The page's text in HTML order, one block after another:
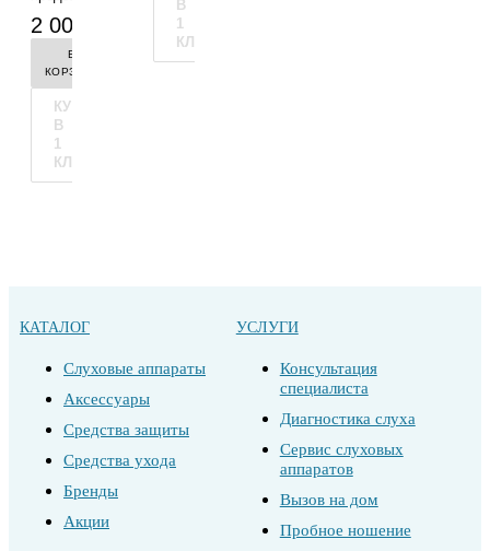
за
вкладышем
2 000 руб.
В
КОРЗИНУ
КУПИТЬ
В
1
КЛИК
В
1
КЛИК
КАТАЛОГ
Слуховые аппараты
Аксессуары
Средства защиты
Средства ухода
Бренды
Акции
УСЛУГИ
Консультация
специалиста
Диагностика слуха
Сервис слуховых
аппаратов
Вызов на дом
Пробное ношение